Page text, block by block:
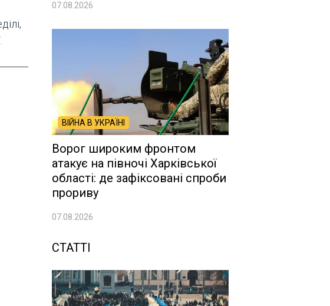
07.08.2026
ВІЙНА В УКРАЇНІ
Ворог широким фронтом
атакує на півночі Харківської
області: де зафіксовані спроби
прориву
07.08.2026
СТАТТІ